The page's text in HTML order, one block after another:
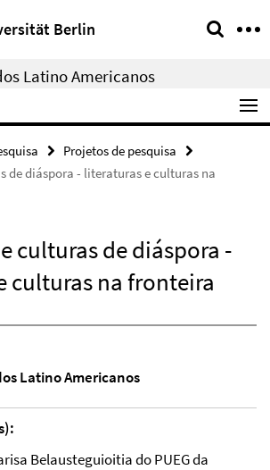
Berlin
Latino Americanos
Projetos de pesquisa
de diáspora - literaturas e culturas na
culturas de diáspora -
culturas na fronteira
Latino Americanos
Belausteguioitia do PUEG da